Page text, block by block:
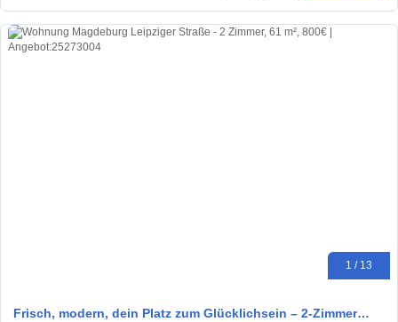
1 / 13
Frisch, modern, dein Platz zum Glücklichsein – 2-Zimmer…